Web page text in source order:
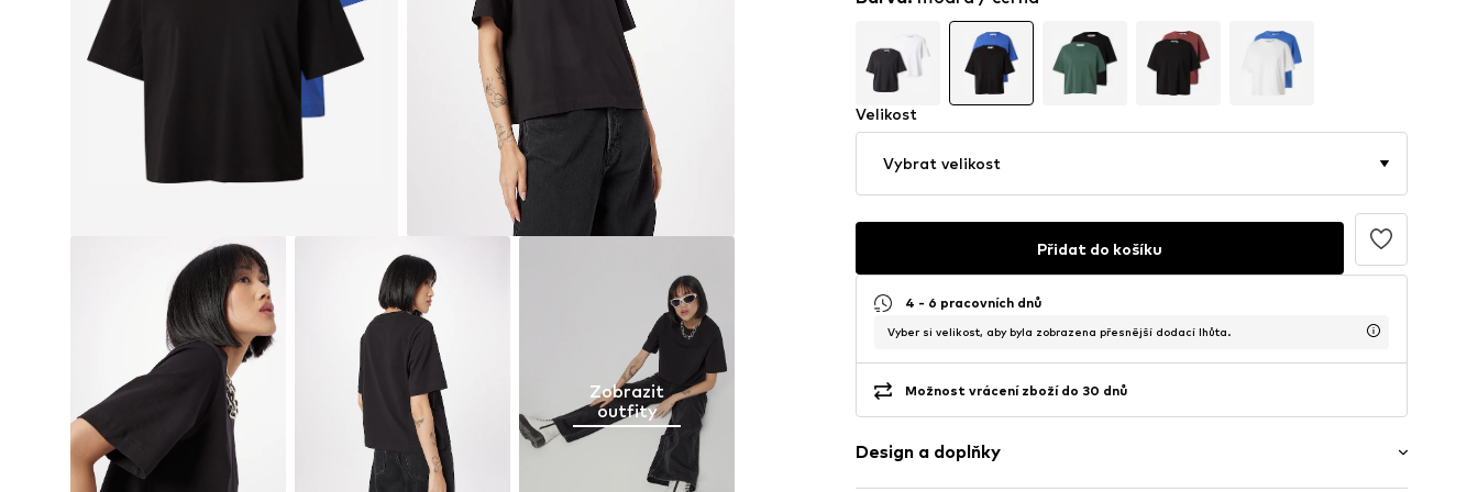
Zobrazit
outfity
Velikost
Vybrat velikost
Přidat do košíku
4 - 6 pracovních dnů
Vyber si velikost, aby byla zobrazena přesnější dodací lhůta.
Možnost vrácení zboží do 30 dnů
Design a doplňky